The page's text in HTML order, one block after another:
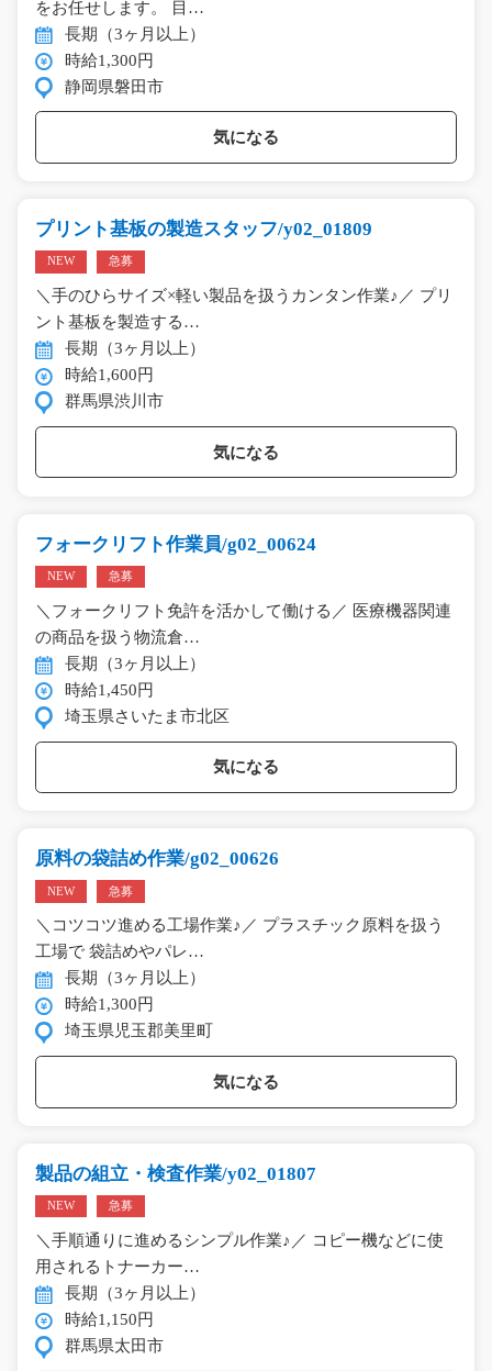
をお任せします。 目…
長期（3ヶ月以上）
時給1,300円
静岡県磐田市
気になる
プリント基板の製造スタッフ/y02_01809
NEW 急募
＼手のひらサイズ×軽い製品を扱うカンタン作業♪／ プリ
ント基板を製造する…
長期（3ヶ月以上）
時給1,600円
群馬県渋川市
気になる
フォークリフト作業員/g02_00624
NEW 急募
＼フォークリフト免許を活かして働ける／ 医療機器関連
の商品を扱う物流倉…
長期（3ヶ月以上）
時給1,450円
埼玉県さいたま市北区
気になる
原料の袋詰め作業/g02_00626
NEW 急募
＼コツコツ進める工場作業♪／ プラスチック原料を扱う
工場で 袋詰めやパレ…
長期（3ヶ月以上）
時給1,300円
埼玉県児玉郡美里町
気になる
製品の組立・検査作業/y02_01807
NEW 急募
＼手順通りに進めるシンプル作業♪／ コピー機などに使
用されるトナーカー…
長期（3ヶ月以上）
時給1,150円
群馬県太田市